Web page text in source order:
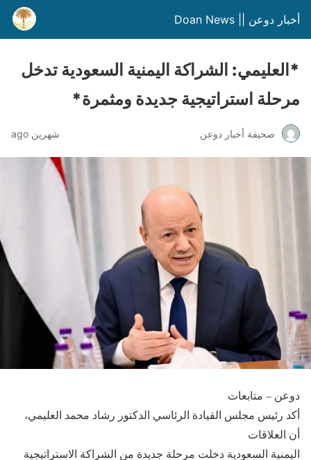
أخبار دوعن || Doan News
*العليمي: الشراكة اليمنية السعودية تدخل
مرحلة استراتيجية جديدة ومثمرة*
صحيفة أخبار دوعن شهرين ago
دوعن – متابعات
أكد رئيس مجلس القيادة الرئاسي الدكتور رشاد محمد العليمي،
أن العلاقات
اليمنية السعودية دخلت مرحلة جديدة من الشراكة الاستراتيجية